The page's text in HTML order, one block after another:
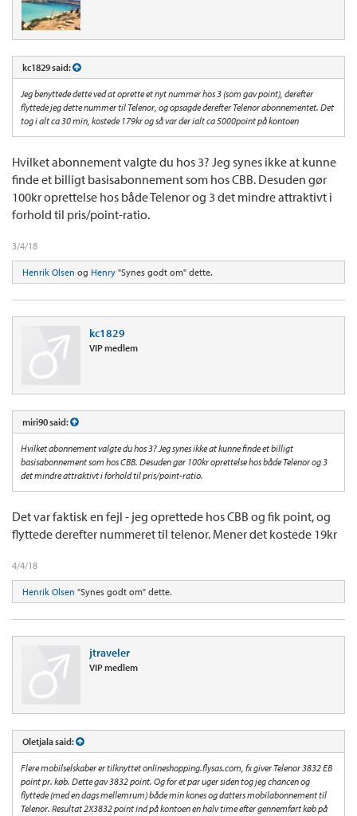
kc1829 said:
Jeg benyttede dette ved at oprette et nyt nummer hos 3 (som gav point), derefter
flyttede jeg dette nummer til Telenor, og opsagde derefter Telenor abonnementet. Det
tog i alt ca 30 min, kostede 179kr og så var der ialt ca 5000point på kontoen
Hvilket abonnement valgte du hos 3? Jeg synes ikke at kunne
finde et billigt basisabonnement som hos CBB. Desuden gør
100kr oprettelse hos både Telenor og 3 det mindre attraktivt i
forhold til pris/point-ratio.
3/4/18
Henrik Olsen og Henry "Synes godt om" dette.
kc1829
VIP medlem
miri90 said:
Hvilket abonnement valgte du hos 3? Jeg synes ikke at kunne finde et billigt
basisabonnement som hos CBB. Desuden gør 100kr oprettelse hos både Telenor og 3
det mindre attraktivt i forhold til pris/point-ratio.
Det var faktisk en fejl - jeg oprettede hos CBB og fik point, og
flyttede derefter nummeret til telenor. Mener det kostede 19kr
4/4/18
Henrik Olsen "Synes godt om" dette.
jtraveler
VIP medlem
Oletjala said:
Flere mobilselskaber er tilknyttet onlineshopping.flysas.com, fx giver Telenor 3832 EB
point pr. køb. Dette gav 3832 point. Og for et par uger siden tog jeg chancen og
flyttede (med en dags mellemrum) både min kones og datters mobilabonnement til
Telenor. Resultat 2X3832 point ind på kontoen en halv time efter gennemført køb på